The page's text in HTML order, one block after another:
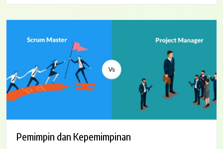
Pemimpin dan Kepemimpinan